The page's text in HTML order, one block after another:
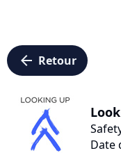
arrow_left Retour
Date